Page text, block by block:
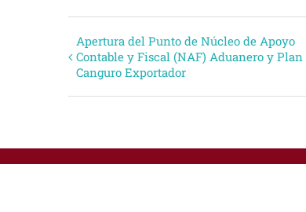
Evento
Navegación
Apertura del Punto de Núcleo de Apoyo
Contable y Fiscal (NAF) Aduanero y Plan
Canguro Exportador